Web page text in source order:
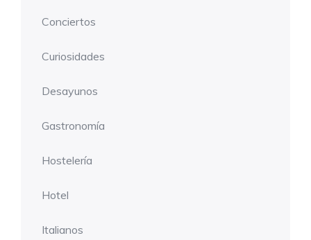
Conciertos
Curiosidades
Desayunos
Gastronomía
Hostelería
Hotel
Italianos